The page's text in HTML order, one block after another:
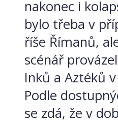
nakonec i
bylo třeba v
říše Římanů,
scénář
Inků a Aztéků
Podle
se zdá, že v